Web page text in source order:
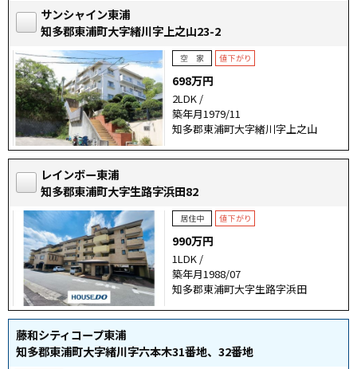
サンシャイン東浦
知多郡東浦町大字緒川字上之山23-2
698万円
2LDK /
築年月1979/11
知多郡東浦町大字緒川字上之山
レインボー東浦
知多郡東浦町大字生路字浜田82
990万円
1LDK /
築年月1988/07
知多郡東浦町大字生路字浜田
藤和シティコープ東浦
知多郡東浦町大字緒川字六本木31番地、32番地